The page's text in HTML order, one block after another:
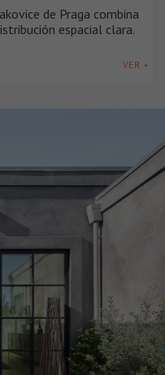
de Praga combina
espacial clara.
VER +